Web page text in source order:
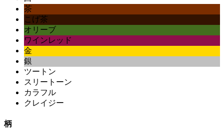
茶
こげ茶
オリーブ
ワインレッド
金
銀
ツートン
スリートーン
カラフル
クレイジー
柄